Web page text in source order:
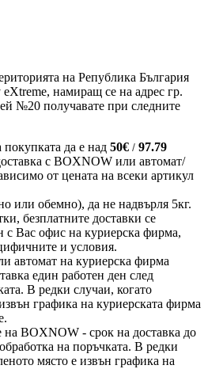
на Република България
намиращ се на адрес гр.
№20 получавате при следните
да е над 50€ / 97.79
с BOXNOW или автомат/
от цената на всеки артикул
или обемно), да не надвърля 5кг.
безплатните доставки се
с Вас офис на куриерска фирма,
и условия.
автомат на куриерска фирма
един работен ден след
В редки случаи, когато
графика на куриерската фирма
на BOXNOW - срок на доставка до
на поръчката. В редки
място е извън графика на